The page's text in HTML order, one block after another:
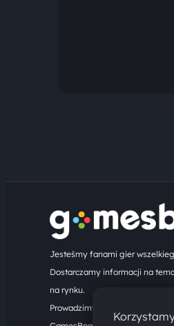
Jesteśmy fanami gier
Dostarczamy informacji na
na rynku.
Prowadzimy turnieje online.